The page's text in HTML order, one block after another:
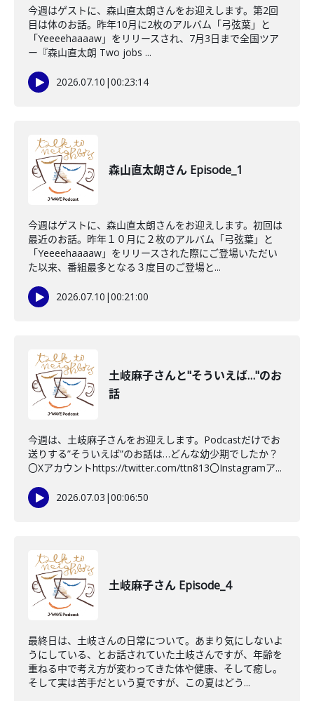
今週はゲストに、森山直太朗さんをお迎えします。第2回
目は体のお話。昨年10月に2枚のアルバム「弓弦葉」と
「Yeeeehaaaaw」をリリースされ、7月3日まで全国ツア
ー『森山直太朗 Two jobs ...
2026.07.10 |00:23:14
森山直太朗さん Episode_1
今週はゲストに、森山直太朗さんをお迎えします。初回は
最近のお話。昨年１０月に２枚のアルバム「弓弦葉」と
「Yeeeehaaaaw」をリリースされた際にご登場いただい
た以来、番組最多となる３度目のご登場と...
2026.07.10 |00:21:00
土岐麻子さんと"そういえば…"のお
話
今週は、土岐麻子さんをお迎えします。Podcastだけでお
送りする”そういえば”のお話は…どんな幼少期でしたか？
〇Xアカウントhttps://twitter.com/ttn813〇Instagramア...
2026.07.03 |00:06:50
土岐麻子さん Episode_4
最終日は、土岐さんの日常について。あまり気にしないよ
うにしている、とお話されていた土岐さんですが、年齢を
重ねる中で考え方が変わってきた体や健康、そして癒し。
そして実は苦手だという夏ですが、この夏はどう...